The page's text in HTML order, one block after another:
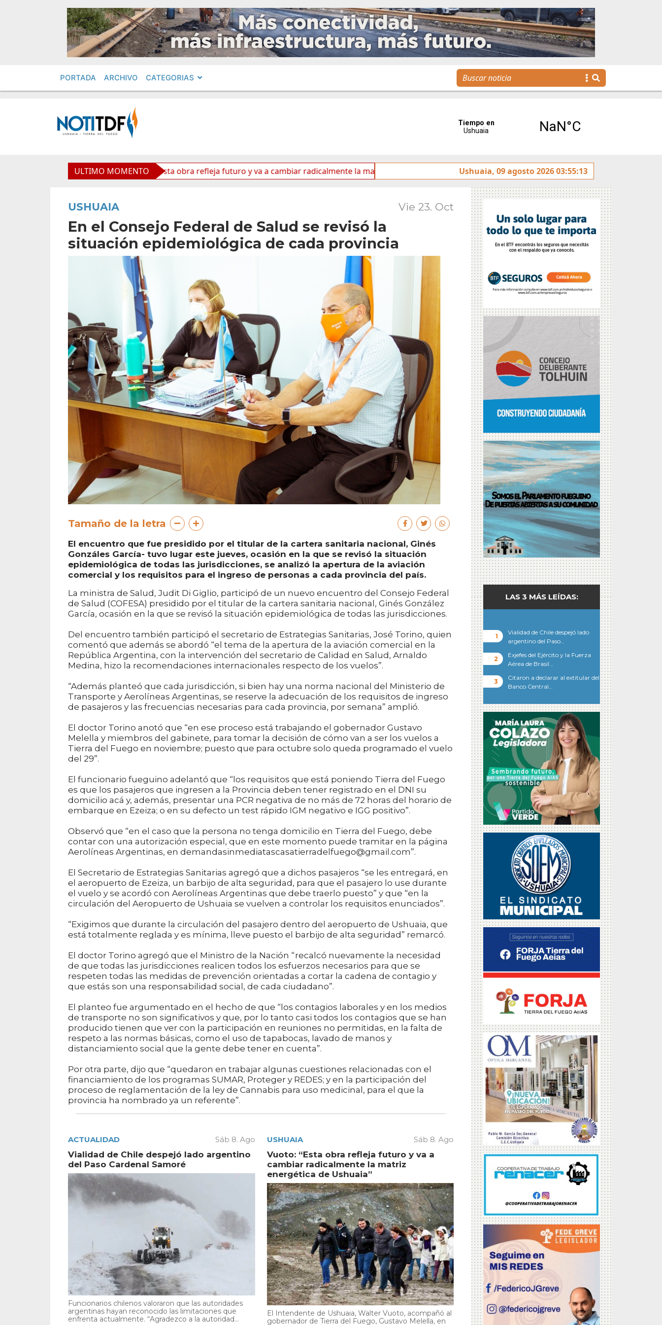
PORTADA ARCHIVO CATEGORIAS
ULTIMO MOMENTO
Vuoto: “Esta obra refleja futuro y va a cambiar radicalmente la matriz energética de Ushuaia” La voz de Tolhuin llegó al Congreso de la Nación a
Ushuaia, 09 agosto 2026 03:55:13
USHUAIA Vie 23. Oct
En el Consejo Federal de Salud se revisó la
situación epidemiológica de cada provincia
Tamaño de la letra
El encuentro que fue presidido por el titular de la cartera sanitaria nacional, Ginés
Gonzáles García- tuvo lugar este jueves, ocasión en la que se revisó la situación
epidemiológica de todas las jurisdicciones, se analizó la apertura de la aviación
comercial y los requisitos para el ingreso de personas a cada provincia del país.
La ministra de Salud, Judit Di Giglio, participó de un nuevo encuentro del Consejo Federal
de Salud (COFESA) presidido por el titular de la cartera sanitaria nacional, Ginés González
García, ocasión en la que se revisó la situación epidemiológica de todas las jurisdicciones.
Del encuentro también participó el secretario de Estrategias Sanitarias, José Torino, quien
comentó que además se abordó “el tema de la apertura de la aviación comercial en la
República Argentina, con la intervención del secretario de Calidad en Salud, Arnaldo
Medina, hizo la recomendaciones internacionales respecto de los vuelos”.
“Además planteó que cada jurisdicción, si bien hay una norma nacional del Ministerio de
Transporte y Aerolíneas Argentinas, se reserve la adecuación de los requisitos de ingreso
de pasajeros y las frecuencias necesarias para cada provincia, por semana” amplió.
El doctor Torino anotó que “en ese proceso está trabajando el gobernador Gustavo
Melella y miembros del gabinete, para tomar la decisión de cómo van a ser los vuelos a
Tierra del Fuego en noviembre; puesto que para octubre solo queda programado el vuelo
del 29”.
El funcionario fueguino adelantó que “los requisitos que está poniendo Tierra del Fuego
es que los pasajeros que ingresen a la Provincia deben tener registrado en el DNI su
domicilio acá y, además, presentar una PCR negativa de no más de 72 horas del horario de
embarque en Ezeiza; o en su defecto un test rápido IGM negativo e IGG positivo”.
Observó que “en el caso que la persona no tenga domicilio en Tierra del Fuego, debe
contar con una autorización especial, que en este momento puede tramitar en la página
Aerolíneas Argentinas, en demandasinmediatascasatierradelfuego@gmail.com”.
El Secretario de Estrategias Sanitarias agregó que a dichos pasajeros “se les entregará, en
el aeropuerto de Ezeiza, un barbijo de alta seguridad, para que el pasajero lo use durante
el vuelo y se acordó con Aerolíneas Argentinas que debe traerlo puesto” y que “en la
circulación del Aeropuerto de Ushuaia se vuelven a controlar los requisitos enunciados”.
“Exigimos que durante la circulación del pasajero dentro del aeropuerto de Ushuaia, que
está totalmente reglada y es mínima, lleve puesto el barbijo de alta seguridad” remarcó.
El doctor Torino agregó que el Ministro de la Nación “recalcó nuevamente la necesidad
de que todas las jurisdicciones realicen todos los esfuerzos necesarios para que se
respeten todas las medidas de prevención orientadas a cortar la cadena de contagio y
que estás son una responsabilidad social, de cada ciudadano”.
El planteo fue argumentado en el hecho de que “los contagios laborales y en los medios
de transporte no son significativos y que, por lo tanto casi todos los contagios que se han
producido tienen que ver con la participación en reuniones no permitidas, en la falta de
respeto a las normas básicas, como el uso de tapabocas, lavado de manos y
distanciamiento social que la gente debe tener en cuenta”.
Por otra parte, dijo que “quedaron en trabajar algunas cuestiones relacionadas con el
financiamiento de los programas SUMAR, Proteger y REDES; y en la participación del
proceso de reglamentación de la ley de Cannabis para uso medicinal, para el que la
provincia ha nombrado ya un referente”.
ACTUALIDAD Sáb 8. Ago
Vialidad de Chile despejó lado argentino
del Paso Cardenal Samoré
Funcionarios chilenos valoraron que las autoridades
argentinas hayan reconocido las limitaciones que
enfrenta actualmente. “Agradezco a la autoridad...
USHUAIA Sáb 8. Ago
Vuoto: “Esta obra refleja futuro y va a
cambiar radicalmente la matriz
energética de Ushuaia”
El Intendente de Ushuaia, Walter Vuoto, acompañó al
gobernador de Tierra del Fuego, Gustavo Melella, en
LAS 3 MÁS LEÍDAS:
Vialidad de Chile despejó lado
argentino del Paso…
Exjefes del Ejército y la Fuerza
Aérea de Brasil…
Citaron a declarar al extitular del
Banco Central…